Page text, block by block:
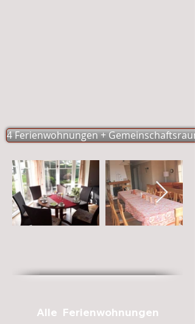
4 Ferienwohnungen +
Alle Ferienwohnungen